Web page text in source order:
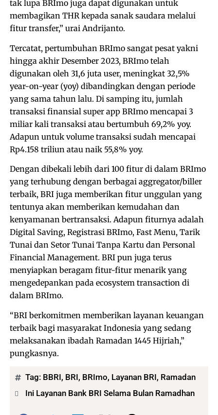
tak lupa BRImo juga dapat digunakan untuk
membagikan THR kepada sanak saudara melalui
fitur transfer,” urai Andrijanto.
Tercatat, pertumbuhan BRImo sangat pesat yakni
hingga akhir Desember 2023, BRImo telah
digunakan oleh 31,6 juta user, meningkat 32,5%
year-on-year (yoy) dibandingkan dengan periode
yang sama tahun lalu. Di samping itu, jumlah
transaksi finansial super app BRImo mencapai 3
miliar kali transaksi atau bertumbuh 69,2% yoy.
Adapun untuk volume transaksi sudah mencapai
Rp4.158 triliun atau naik 55,8% yoy.
Dengan dibekali lebih dari 100 fitur di dalam BRImo
yang terhubung dengan berbagai aggregator/biller
terbaik, BRI juga memberikan fitur unggulan yang
tentunya akan memberikan kemudahan dan
kenyamanan bertransaksi. Adapun fiturnya adalah
Digital Saving, Registrasi BRImo, Fast Menu, Tarik
Tunai dan Setor Tunai Tanpa Kartu dan Personal
Financial Management. BRI pun juga terus
menyiapkan beragam fitur-fitur menarik yang
mengedepankan pada ecosystem transaction di
dalam BRImo.
“BRI berkomitmen memberikan layanan keuangan
terbaik bagi masyarakat Indonesia yang sedang
melaksanakan ibadah Ramadan 1445 Hijriah,”
pungkasnya.
Tag: BBRI, BRI, BRImo, Layanan BRI, Ramadan
Ini Layanan Bank BRI Selama Bulan Ramadhan
Bagikan: